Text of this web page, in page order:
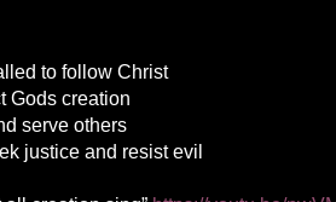
to follow Christ
Gods creation
serve others
justice and resist evil